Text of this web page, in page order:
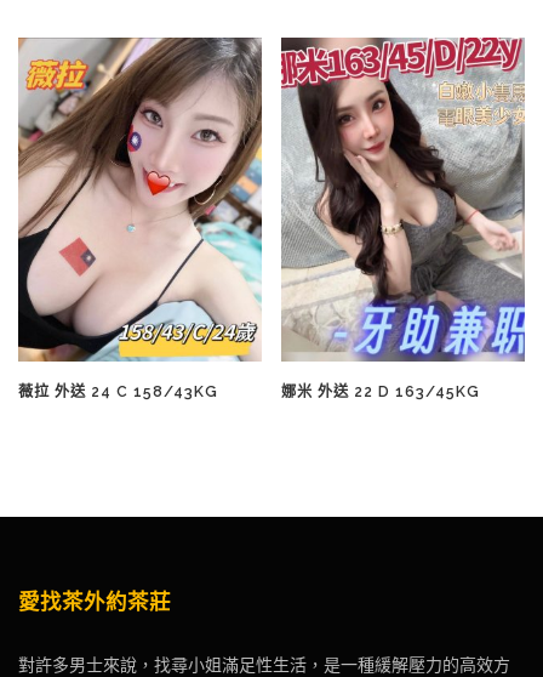
薇拉 外送 24 C 158/43KG 娜米 外送 22 D 163/45KG
愛找茶外約茶莊
對許多男士來說，找尋小姐滿足性生活，是一種緩解壓力的高效方